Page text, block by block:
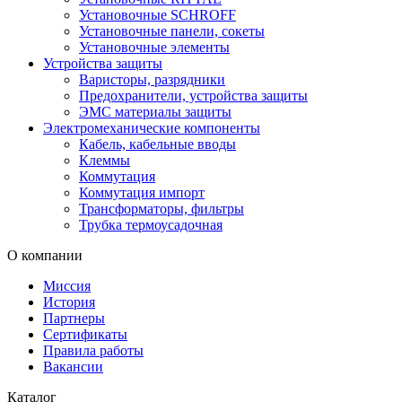
Установочные SCHROFF
Установочные панели, сокеты
Установочные элементы
Устройства защиты
Варисторы, разрядники
Предохранители, устройства защиты
ЭМС материалы защиты
Электромеханические компоненты
Кабель, кабельные вводы
Клеммы
Коммутация
Коммутация импорт
Трансформаторы, фильтры
Трубка термоусадочная
О компании
Миссия
История
Партнеры
Сертификаты
Правила работы
Вакансии
Каталог